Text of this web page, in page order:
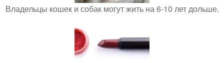
Владельцы кошек и собак могут жить на 6-10 лет дольше.